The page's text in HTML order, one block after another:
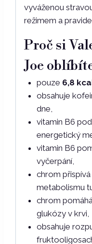
vyváženou
režimem a
Proč si
Joe
pouze 6,8
obsahuje
dne,
vitamin B6
energetický
vitamin B6
vyčerpání,
chrom
metabolismu
chrom
glukózy v krvi,
obsahuje